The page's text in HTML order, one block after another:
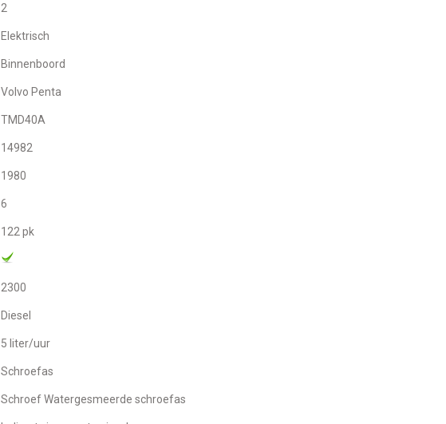
2
Elektrisch
Binnenboord
Volvo Penta
TMD40A
14982
1980
6
122 pk
2300
Diesel
5 liter/uur
Schroefas
schroef Watergesmeerde schroefas